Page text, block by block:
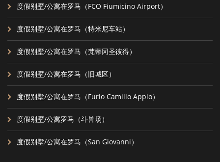
度假别墅/公寓在罗马（FCO Fiumicino Airport）
度假别墅/公寓在罗马（特米尼车站）
度假别墅/公寓在罗马（梵蒂冈圣彼得）
度假别墅/公寓在罗马（旧城区）
度假别墅/公寓在罗马（Furio Camillo Appio）
度假别墅/公寓罗马（斗兽场）
度假别墅/公寓在罗马（San Giovanni）